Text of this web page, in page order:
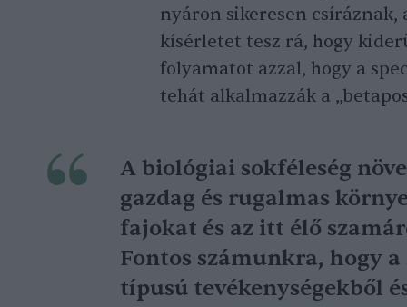
nyáron sikeresen csíráznak,
kísérletet tesz rá, hogy
folyamatot azzal, hogy a
tehát alkalmazzák a
A biológiai sokféleség
gazdag és rugalmas
fajokat és az itt élő
Fontos számunkra, hogy
típusú tevékenységekből